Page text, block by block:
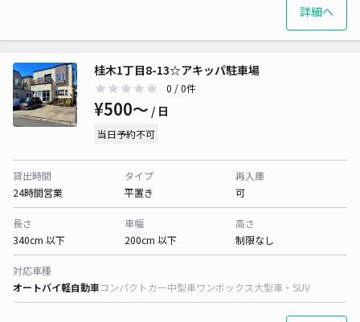
詳細へ
桂木1丁目8-13☆アキッパ駐車場
0 / 0件
¥500〜 / 日
当日予約不可
貸出時間
24時間営業
タイプ
平置き
再入庫
可
長さ
340cm 以下
車幅
200cm 以下
高さ
制限なし
対応車種
オートバイ軽自動車コンパクトカー中型車ワンボックス大型車・SUV